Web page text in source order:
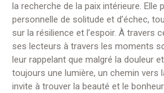
la recherche de la paix intérieure. Elle
personnelle de solitude et d’échec,
sur la résilience et l’espoir. À travers
ses lecteurs à travers les moments
leur rappelant que malgré la douleur
toujours une lumière, un chemin vers
invite à trouver la beauté et le